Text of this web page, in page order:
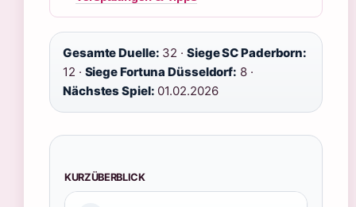
Gesamte Duelle: 32 · Siege SC Paderborn:
12 · Siege Fortuna Düsseldorf: 8 ·
Nächstes Spiel: 01.02.2026
KURZÜBERBLICK